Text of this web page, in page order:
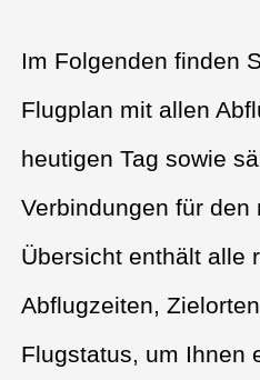
Im Folgenden finden
Flugplan mit allen
heutigen Tag sowie
Verbindungen für den
Übersicht enthält alle
Abflugzeiten,
Flugstatus, um Ihnen